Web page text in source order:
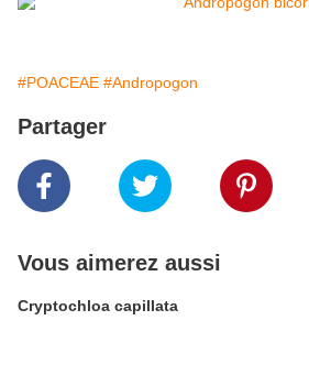
#POACEAE #Andropogon
Partager
Vous aimerez aussi
Cryptochloa capillata